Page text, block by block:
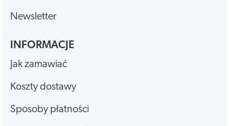
Newsletter
INFORMACJE
Jak zamawiać
Koszty dostawy
Sposoby płatności